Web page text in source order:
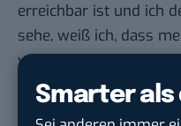
Smarter als
erreichbar ist und ich
sehe, weiß ich, dass
verschlüsselt
NSA im Zweifel auch
immerhin kann ich mir